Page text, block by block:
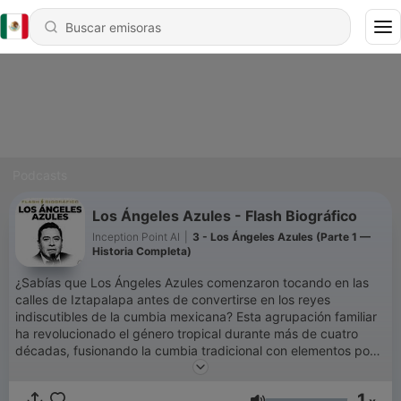
Los Ángeles Azules - Flash Biográfico
Inception Point AI
3 - Los Ángeles Azules (Parte 1 —
Historia Completa)
¿Sabías que Los Ángeles Azules comenzaron tocando en las
calles de Iztapalapa antes de convertirse en los reyes
indiscutibles de la cumbia mexicana? Esta agrupación familiar
ha revolucionado el género tropical durante más de cuatro
décadas, fusionando la cumbia tradicional con elementos pop
y electrónicos que conquistaron tanto México como el